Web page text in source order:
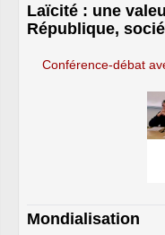
Laïcité : une
République,
Conférence-débat
Mondialisation